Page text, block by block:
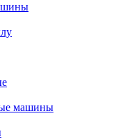
машины